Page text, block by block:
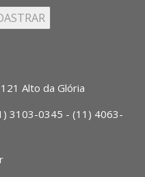
Alto da Glória
3103-0345 - (11) 4063-